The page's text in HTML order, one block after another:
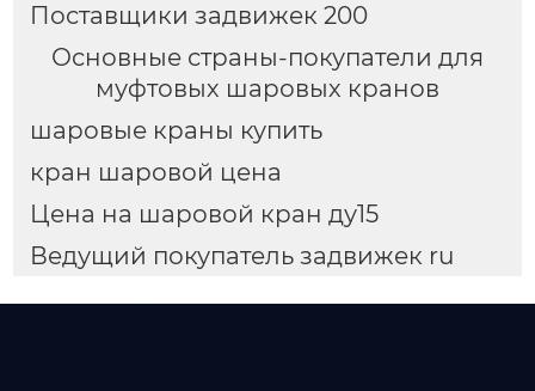
Поставщики задвижек 200
Основные страны-покупатели для
муфтовых шаровых кранов
шаровые краны купить
кран шаровой цена
Цена на шаровой кран ду15
Ведущий покупатель задвижек ru